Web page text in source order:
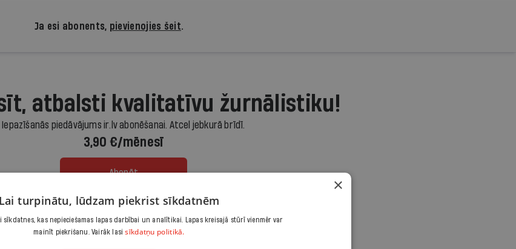
Ja esi abonents, pievienojies šeit.
atbalsti kvalitatīvu žurnālistiku!
Iepazīšanās piedāvājums ir.lv abonēšanai. Atcel jebkurā brīdī.
3,90 €/mēnesī
Abonēt
×
Lai turpinātu, lūdzam piekrist sīkdatnēm
sīkdatnes, kas nepieciešamas lapas darbībai un analītikai. Lapas kreisajā stūrī vienmēr var
mainīt piekrišanu. Vairāk lasisīkdatņu politikā.